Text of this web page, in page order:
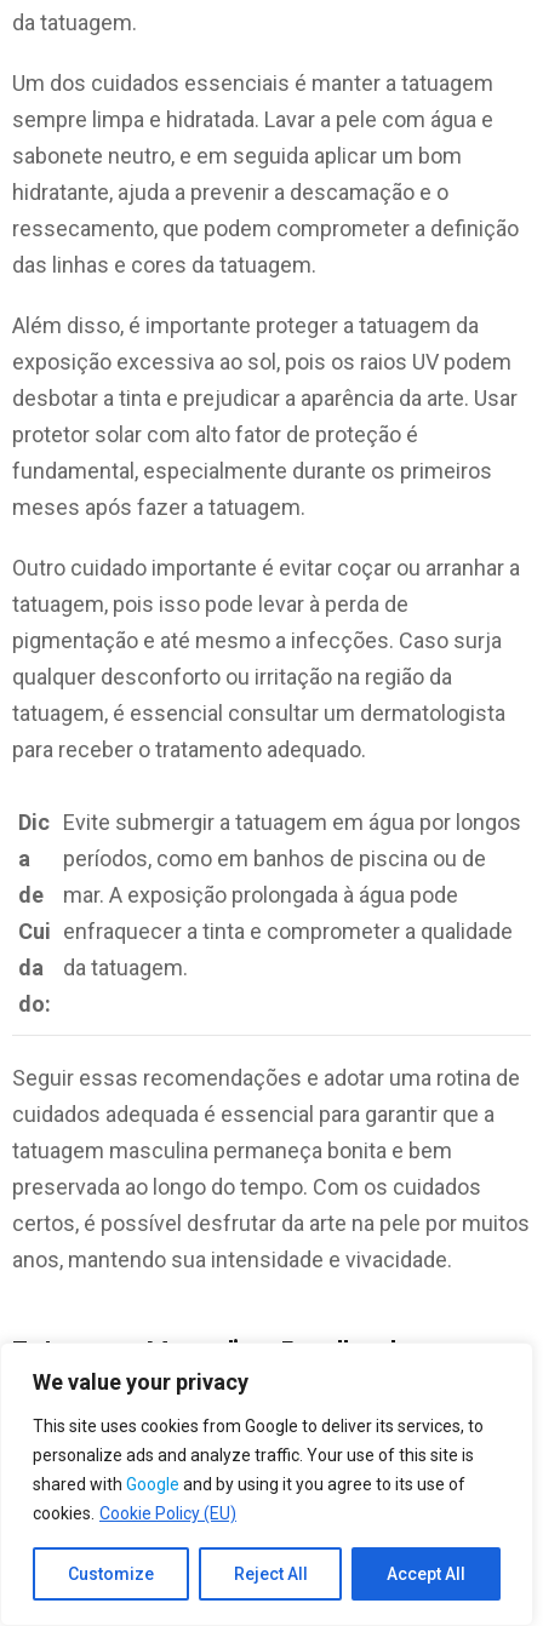
We value your privacy
This site uses cookies from Google to deliver its services, to
personalize ads and analyze traffic. Your use of this site is
shared with Google and by using it you agree to its use of
cookies. Cookie Policy (EU)
Customize Reject All Accept All
da tatuagem.
Um dos cuidados essenciais é manter a tatuagem
sempre limpa e hidratada. Lavar a pele com água e
sabonete neutro, e em seguida aplicar um bom
hidratante, ajuda a prevenir a descamação e o
ressecamento, que podem comprometer a definição
das linhas e cores da tatuagem.
Além disso, é importante proteger a tatuagem da
exposição excessiva ao sol, pois os raios UV podem
desbotar a tinta e prejudicar a aparência da arte. Usar
protetor solar com alto fator de proteção é
fundamental, especialmente durante os primeiros
meses após fazer a tatuagem.
Outro cuidado importante é evitar coçar ou arranhar a
tatuagem, pois isso pode levar à perda de
pigmentação e até mesmo a infecções. Caso surja
qualquer desconforto ou irritação na região da
tatuagem, é essencial consultar um dermatologista
para receber o tratamento adequado.
Dic
a
de
Cui
da
do:
Evite submergir a tatuagem em água por longos
períodos, como em banhos de piscina ou de
mar. A exposição prolongada à água pode
enfraquecer a tinta e comprometer a qualidade
da tatuagem.
Seguir essas recomendações e adotar uma rotina de
cuidados adequada é essencial para garantir que a
tatuagem masculina permaneça bonita e bem
preservada ao longo do tempo. Com os cuidados
certos, é possível desfrutar da arte na pele por muitos
anos, mantendo sua intensidade e vivacidade.
Tatuagem Masculina: Escolha do
Tatuador
Tatuagem Masculina: Escolha do Tatuador
Escolher o tatuador certo é um passo crucial quando
se decide fazer uma tatuagem. Afinal, o tatuador será
responsável por transformar a sua ideia em arte no